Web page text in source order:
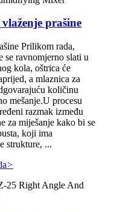
prašine
Prilikom rada,
se ravnomjerno slati u
kola, oštrica će
a mlaznica za
količinu
mešanje.U procesu
razmak između
za miješanje kako bi se
koji ima
strukture, ...
>